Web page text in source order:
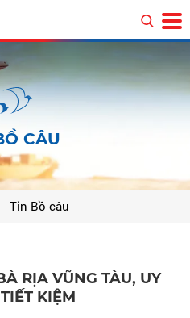
CÂU
Tin Bồ câu
RỊA VŨNG TÀU, UY
KIỆM